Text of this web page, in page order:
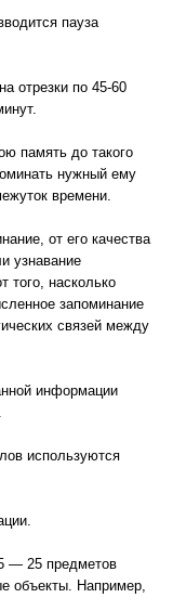
пауза
отрезки по 45-60
память до такого
нужный ему
времени.
от его качества
узнавание
того, насколько
запоминание
связей между
информации
используются
— 25 предметов
объекты. Например,